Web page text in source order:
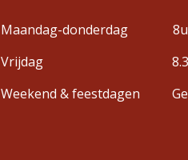
Maandag-donderdag
Vrijdag
Weekend & feestdagen